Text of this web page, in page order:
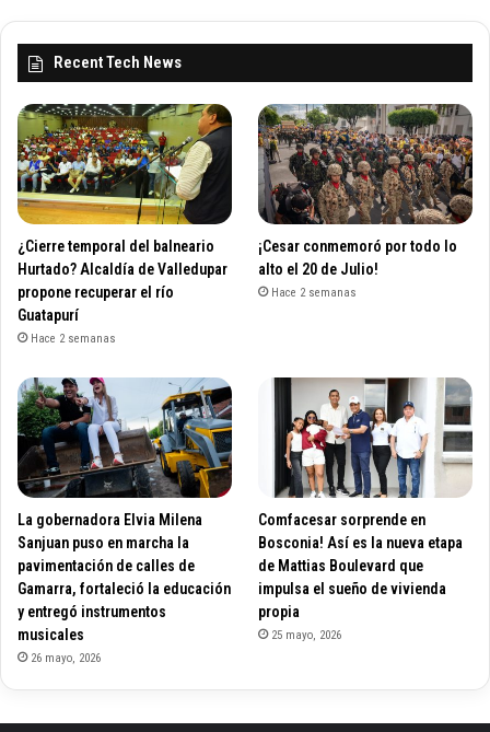
Recent Tech News
¿Cierre temporal del balneario
Hurtado? Alcaldía de Valledupar
propone recuperar el río
Guatapurí
Hace 2 semanas
¡Cesar conmemoró por todo lo
alto el 20 de Julio!
Hace 2 semanas
La gobernadora Elvia Milena
Sanjuan puso en marcha la
pavimentación de calles de
Gamarra, fortaleció la educación
y entregó instrumentos
musicales
26 mayo, 2026
Comfacesar sorprende en
Bosconia! Así es la nueva etapa
de Mattias Boulevard que
impulsa el sueño de vivienda
propia
25 mayo, 2026